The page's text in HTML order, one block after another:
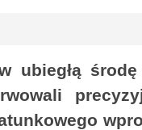
ubiegłą